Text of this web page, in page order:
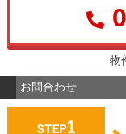
物
お問合わせ